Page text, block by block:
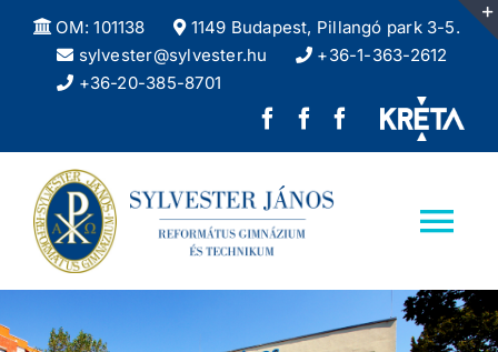
Kihagyás
OM: 101138 1149 Budapest, Pillangó park 3-5.
sylvester@sylvester.hu
+36-1-363-2612
+36-20-385-8701
Sylvester
Református
facebook
oldala
REFlex,
Sylvester
Sylvester
facebook